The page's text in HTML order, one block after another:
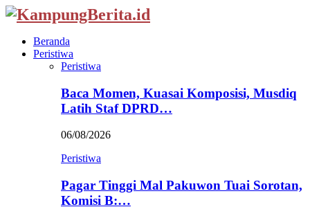
Beranda
Peristiwa
Peristiwa
Baca Momen, Kuasai Komposisi, Musdiq
Latih Staf DPRD…
06/08/2026
Peristiwa
Pagar Tinggi Mal Pakuwon Tuai Sorotan,
Komisi B:…